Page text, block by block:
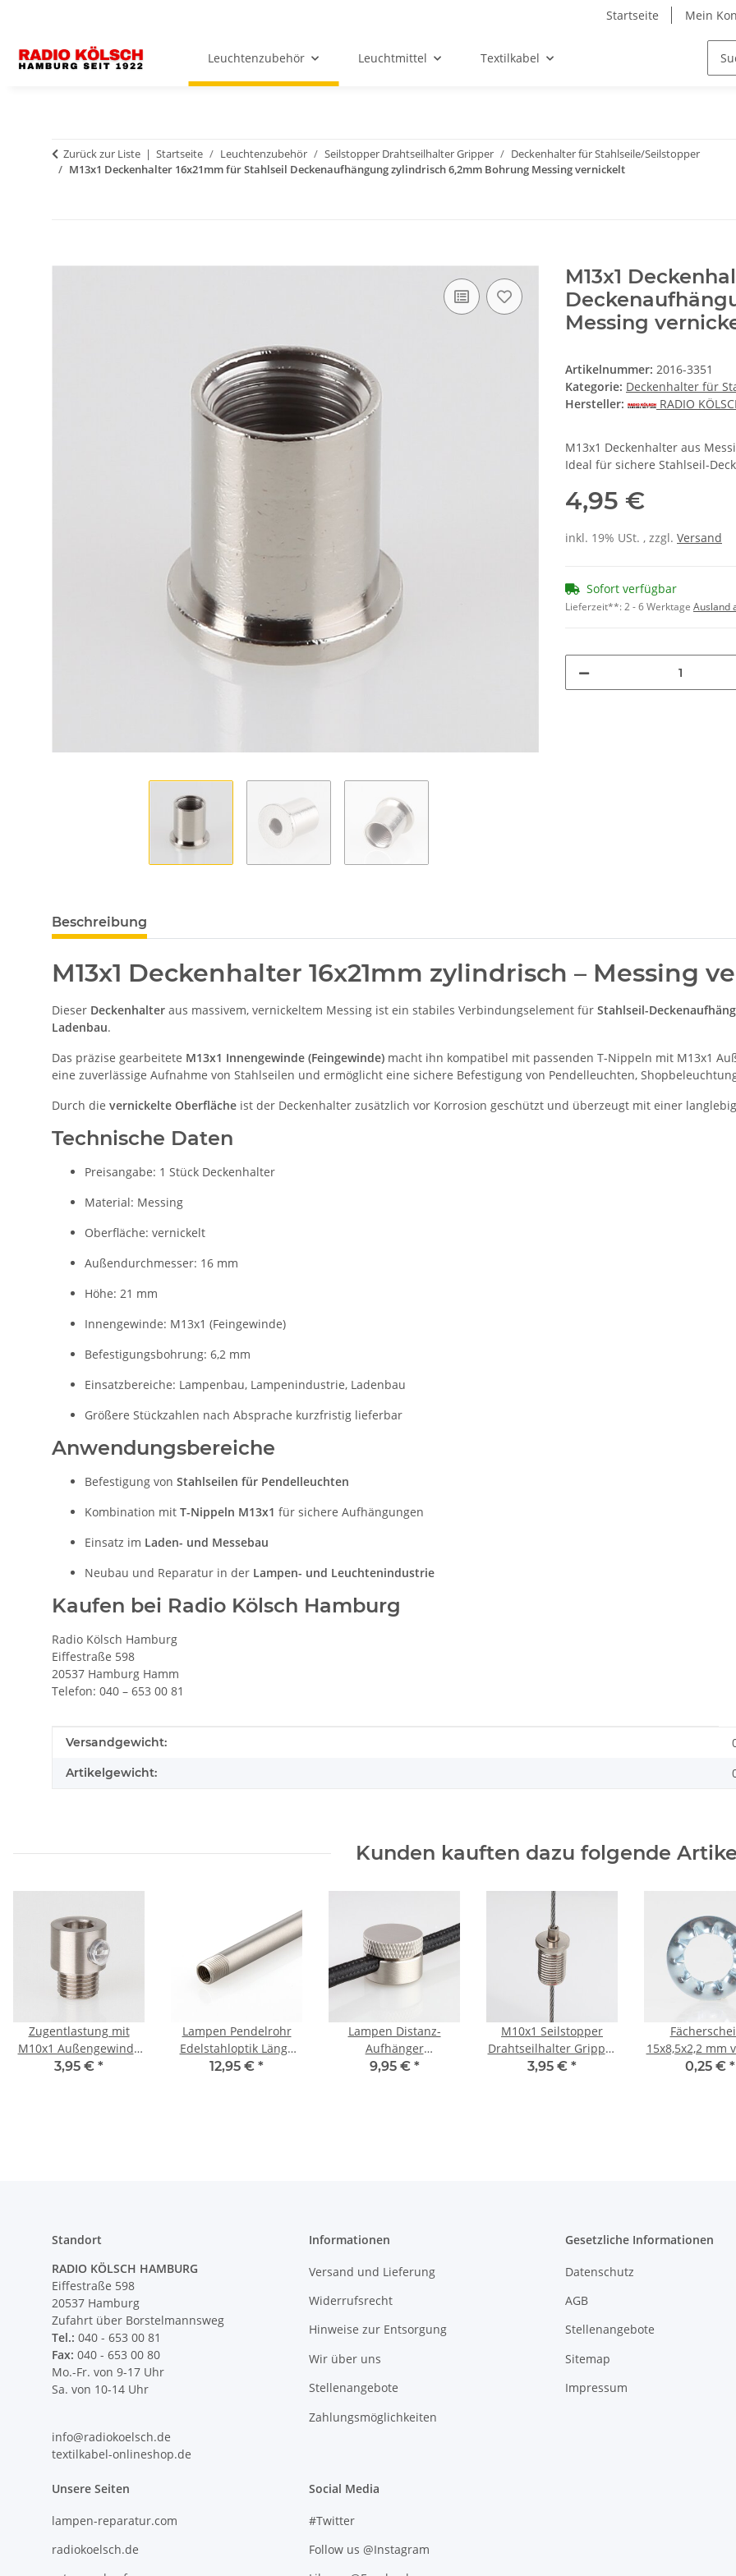
Startseite Mein
Leuchtenzubehör Leuchtmittel Textilkabel
Zurück zur Liste Startseite Leuchtenzubehör Seilstopper Drahtseilhalter Gripper
Deckenhalter für Stahlseile/Seilstopper
M13x1 Deckenhalter 16x21mm für Stahlseil Deckenaufhängung zylindrisch 6,2mm Bohrung Messing vernickelt
M13x1
Messing
Artikelnummer: 2016-3351
Kategorie: Deckenhalter für
Hersteller:
RADIO
M13x1 Deckenhalter aus
Ideal für sichere Stahlseil-
4,95 €
inkl. 19% USt. , zzgl. Versand
Sofort verfügbar
Lieferzeit**:2 - 6 Werktage Ausland
Beschreibung
M13x1 Deckenhalter 16x21mm zylindrisch – Messing
Dieser Deckenhalter aus massivem, vernickeltem Messing ist ein stabiles Verbindungselement für Stahlseil-
Ladenbau.
Das präzise gearbeitete M13x1 Innengewinde (Feingewinde) macht ihn kompatibel mit passenden T-Nippeln mit M13x1
eine zuverlässige Aufnahme von Stahlseilen und ermöglicht eine sichere Befestigung von Pendelleuchten,
Durch die vernickelte Oberfläche ist der Deckenhalter zusätzlich vor Korrosion geschützt und überzeugt mit einer
Technische Daten
Preisangabe: 1 Stück Deckenhalter
Material: Messing
Oberfläche: vernickelt
Außendurchmesser: 16 mm
Höhe: 21 mm
Innengewinde: M13x1 (Feingewinde)
Befestigungsbohrung: 6,2 mm
Einsatzbereiche: Lampenbau, Lampenindustrie, Ladenbau
Größere Stückzahlen nach Absprache kurzfristig lieferbar
Anwendungsbereiche
Befestigung von Stahlseilen für Pendelleuchten
Kombination mit T-Nippeln M13x1 für sichere Aufhängungen
Einsatz im Laden- und Messebau
Neubau und Reparatur in der Lampen- und Leuchtenindustrie
Kaufen bei Radio Kölsch Hamburg
Radio Kölsch Hamburg
Eiffestraße 598
20537 Hamburg Hamm
Telefon: 040 – 653 00 81
Produkteigenschaft
Wert
Versandgewicht:
Artikelgewicht:
Kunden kauften dazu folgende
Zugentlastung mit
M10x1 Außengewinde
für Kabel 13x17mm
3,95 € *
Lampen Pendelrohr
Edelstahloptik Länge
30cm M10x1
12,95 € *
Lampen Distanz-
Aufhänger
Affenschaukel
9,95 € *
M10x1 Seilstopper
Drahtseilhalter Gripper
12x17mm mit Bund
3,95 € *
15x8,5x2,2 mm
(für M80,25 € *
Standort
RADIO KÖLSCH HAMBURG
Eiffestraße 598
20537 Hamburg
Zufahrt über Borstelmannsweg
Tel.: 040 - 653 00 81
Fax: 040 - 653 00 80
Mo.-Fr. von 9-17 Uhr
Sa. von 10-14 Uhr
info@radiokoelsch.de
textilkabel-onlineshop.de
Informationen
Versand und Lieferung
Widerrufsrecht
Hinweise zur Entsorgung
Wir über uns
Stellenangebote
Zahlungsmöglichkeiten
Gesetzliche Informationen
Datenschutz
AGB
Stellenangebote
Sitemap
Impressum
Unsere Seiten
lampen-reparatur.com
radiokoelsch.de
Social Media
#Twitter
Follow us @Instagram